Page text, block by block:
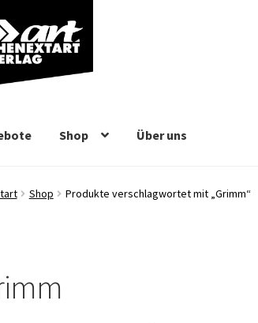
Shop Über uns
Shop Produkte verschlagwortet mit „Grimm“